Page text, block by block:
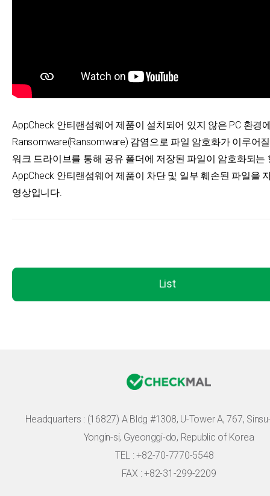
AppCheck 안티랜섬웨어 제품이 설치되어 있지 않은 PC 환경
Ransomware(Ransomware) 감염으로 파일 암호화가 이루어
워크 드라이브를 통해 공유 폴더에 저장된 파일이 암호화되는
AppCheck 안티랜섬웨어 제품이 차단 및 일부 훼손된 파일을
영상입니다.
List
Headquarters : (16827) A Bldg #1308, U-Tower A, 767,
Yongin-si, Gyeonggi-do, Republic of Korea
TEL : +82-70-7770-5548
FAX : +82-31-299-2209